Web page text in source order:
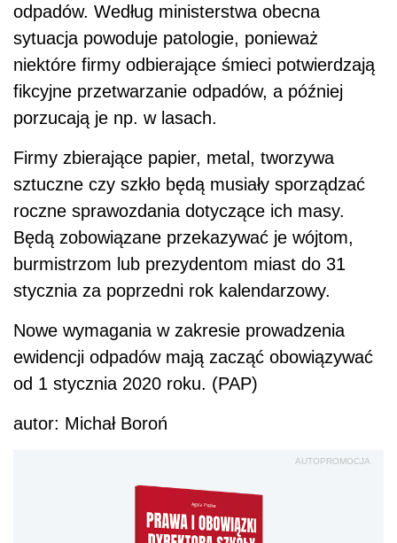
odpadów. Według ministerstwa obecna
sytuacja powoduje patologie, ponieważ
niektóre firmy odbierające śmieci potwierdzają
fikcyjne przetwarzanie odpadów, a później
porzucają je np. w lasach.
Firmy zbierające papier, metal, tworzywa
sztuczne czy szkło będą musiały sporządzać
roczne sprawozdania dotyczące ich masy.
Będą zobowiązane przekazywać je wójtom,
burmistrzom lub prezydentom miast do 31
stycznia za poprzedni rok kalendarzowy.
Nowe wymagania w zakresie prowadzenia
ewidencji odpadów mają zacząć obowiązywać
od 1 stycznia 2020 roku. (PAP)
autor: Michał Boroń
AUTOPROMOCJA